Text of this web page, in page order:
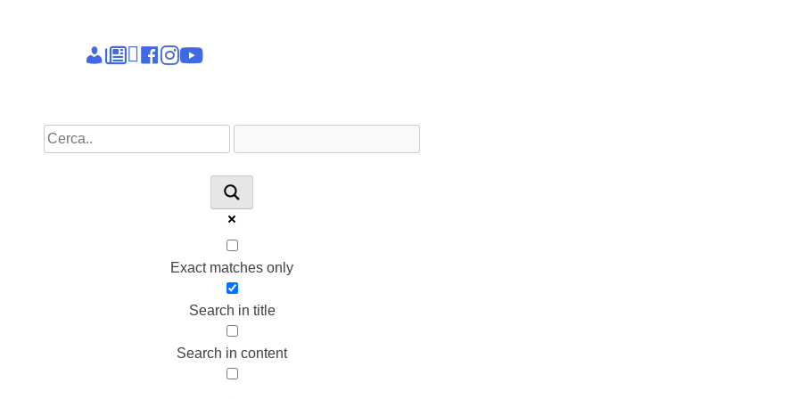
Epieikeia
Dettagli
News
Linkedin
facebook
instagram
youtube
Exact matches only
Search in title
Search in content